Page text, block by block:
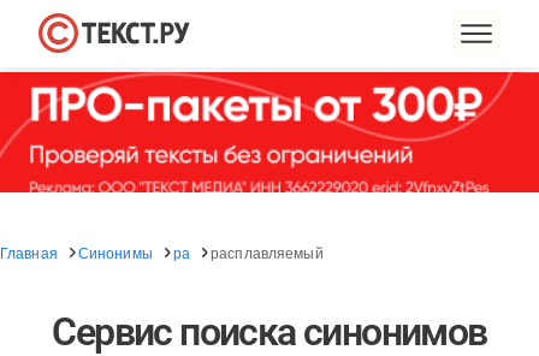
Главная Синонимы ра расплавляемый
Сервис поиска синонимов